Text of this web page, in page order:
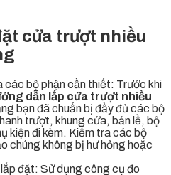
cửa trượt nhiều
các bộ phận cần thiết: Trước khi
dẫn lắp cửa trượt nhiều
bạn đã chuẩn bị đầy đủ các bộ
trượt, khung cửa, bản lề, bộ
kiện đi kèm. Kiểm tra các bộ
chúng không bị hư hỏng hoặc
đặt: Sử dụng công cụ đo